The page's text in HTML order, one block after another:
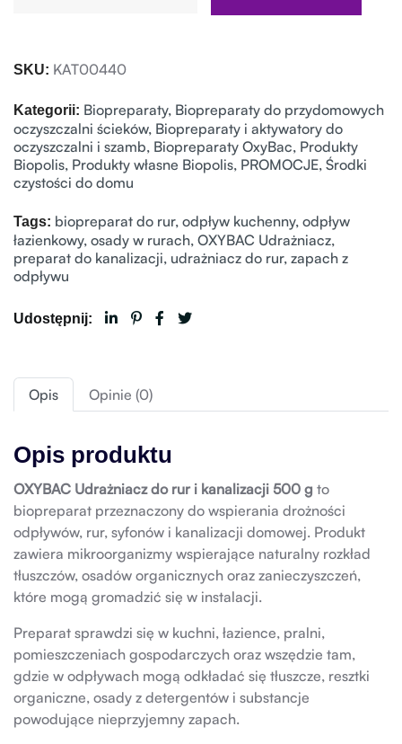
SKU: KAT00440
Kategorii: Biopreparaty, Biopreparaty do przydomowych
oczyszczalni ścieków, Biopreparaty i aktywatory do
oczyszczalni i szamb, Biopreparaty OxyBac, Produkty
Biopolis, Produkty własne Biopolis, PROMOCJE, Środki
czystości do domu
Tags: biopreparat do rur, odpływ kuchenny, odpływ
łazienkowy, osady w rurach, OXYBAC Udrażniacz,
preparat do kanalizacji, udrażniacz do rur, zapach z
odpływu
Udostępnij:
Opis Opinie (0)
Opis produktu
OXYBAC Udrażniacz do rur i kanalizacji 500 g to
biopreparat przeznaczony do wspierania drożności
odpływów, rur, syfonów i kanalizacji domowej. Produkt
zawiera mikroorganizmy wspierające naturalny rozkład
tłuszczów, osadów organicznych oraz zanieczyszczeń,
które mogą gromadzić się w instalacji.
Preparat sprawdzi się w kuchni, łazience, pralni,
pomieszczeniach gospodarczych oraz wszędzie tam,
gdzie w odpływach mogą odkładać się tłuszcze, resztki
organiczne, osady z detergentów i substancje
powodujące nieprzyjemny zapach.